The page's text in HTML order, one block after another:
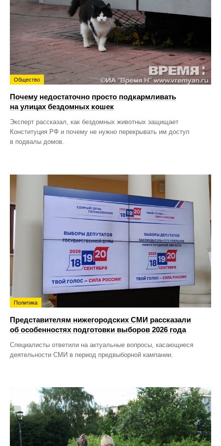
Общество
Почему недостаточно просто подкармливать
на улицах бездомных кошек
Эксперт рассказал, как бездомных животных защищает
Конституция РФ и почему не нужно перекрывать им доступ
в подвалы домов.
Политика
Представителям нижегородских СМИ рассказали
об особенностях подготовки выборов 2026 года
Специалисты ответили на актуальные вопросы, касающиеся
деятельности СМИ в период предвыборной кампании.